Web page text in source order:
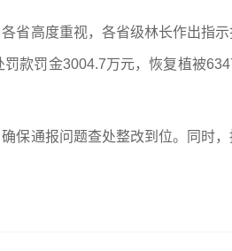
省高度重视，各省级林长作出指
款罚金3004.7万元，恢复植被
保通报问题查处整改到位。同时